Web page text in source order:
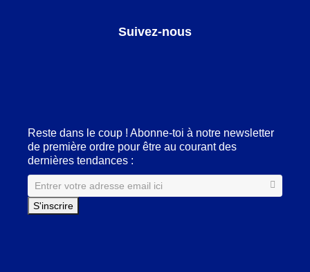
Suivez-nous
Reste dans le coup ! Abonne-toi à notre newsletter
de première ordre pour être au courant des
dernières tendances :